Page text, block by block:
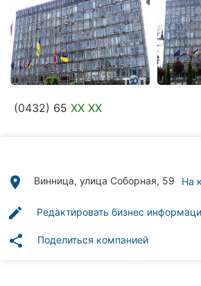
Стоматологии
Ветеринарные
клиники
клиники
рубрики
(0432) 65 XX XX
place Винница, улица Соборная, 59 На
edit Редактировать бизнес
share Поделиться компанией